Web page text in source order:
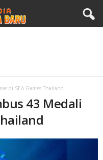
di SEA Games Thailand
43 Medali